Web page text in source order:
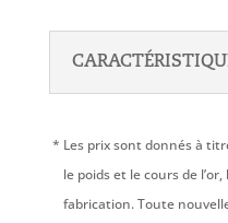
* Les prix sont donnés à
le poids et le cours de
fabrication. Toute